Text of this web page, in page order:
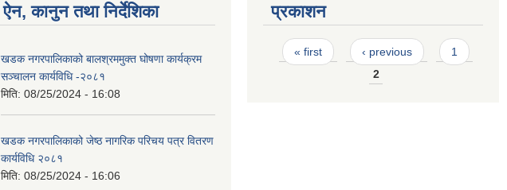
ऐन, कानुन तथा निर्देशिका
खडक नगरपालिकाको बालश्रममुक्त घोषणा कार्यक्रम
सञ्चालन कार्यविधि -२०८१
मिति: 08/25/2024 - 16:08
खडक नगरपालिकाको जेष्ठ नागरिक परिचय पत्र वितरण
कार्यविधि २०८१
मिति: 08/25/2024 - 16:06
प्रकाशन
Pages
« first ‹ previous
1
2